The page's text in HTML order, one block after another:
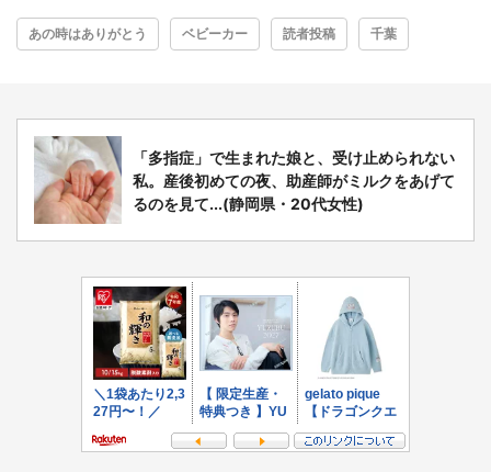
あの時はありがとう ベビーカー 読者投稿 千葉
「多指症」で生まれた娘と、受け止められない
私。産後初めての夜、助産師がミルクをあげて
るのを見て...(静岡県・20代女性)